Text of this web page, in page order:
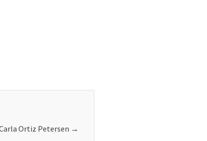
Ortiz Petersen →